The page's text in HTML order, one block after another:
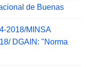
de Buenas
2018/MINSA
DGAIN: "Norma